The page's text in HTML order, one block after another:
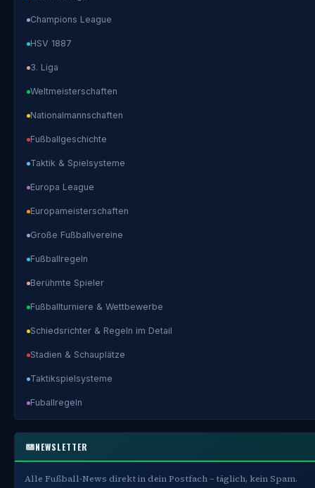
Champions League
HSV 1887
3. Liga
Weltmeisterschaften
Nationalmannschaften
Fußballgeschichte
Taktik & Spielsysteme
Europa League
Europameisterschaften
Große Fußballvereine
Fußballregeln
Berühmte Spieler
Fußballturniere & Wettbewerbe
Schiedsrichter & Regeln im Detail
Stadien & Schauplätze
Taktikspielsysteme
Fuballregeln
NEWSLETTER
Alle Fußball-News direkt in dein Postfach – täglich, kein Spam.